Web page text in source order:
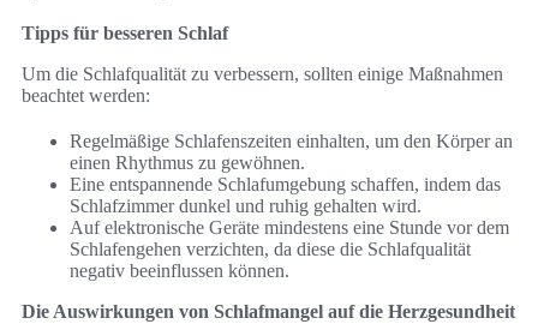
Tipps für besseren Schlaf
Um die Schlafqualität zu verbessern, sollten einige Maßnahmen
beachtet werden:
Regelmäßige Schlafenszeiten einhalten, um den Körper an
einen Rhythmus zu gewöhnen.
Eine entspannende Schlafumgebung schaffen, indem das
Schlafzimmer dunkel und ruhig gehalten wird.
Auf elektronische Geräte mindestens eine Stunde vor dem
Schlafengehen verzichten, da diese die Schlafqualität
negativ beeinflussen können.
Die Auswirkungen von Schlafmangel auf die Herzgesundheit